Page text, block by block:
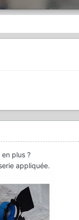
plus ?
appliquée.